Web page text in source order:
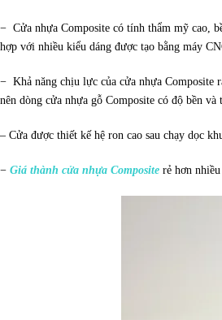
− Cửa nhựa Composite có tính thẩm mỹ cao,
hợp với nhiều kiểu dáng được tạo bằng máy
− Khả năng chịu lực của cửa nhựa Composite
nên dòng cửa nhựa gỗ Composite có độ bền và
– Cửa được thiết kế hệ ron cao sau chạy dọc
− Giá thành cửa nhựa Composite rẻ hơn